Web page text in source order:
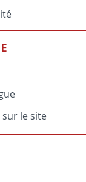
le site